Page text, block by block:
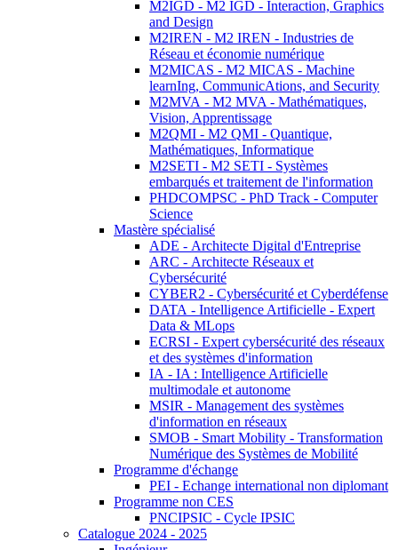
M2IGD - M2 IGD - Interaction, Graphics
and Design
M2IREN - M2 IREN - Industries de
Réseau et économie numérique
M2MICAS - M2 MICAS - Machine
learnIng, CommunicAtions, and Security
M2MVA - M2 MVA - Mathématiques,
Vision, Apprentissage
M2QMI - M2 QMI - Quantique,
Mathématiques, Informatique
M2SETI - M2 SETI - Systèmes
embarqués et traitement de l'information
PHDCOMPSC - PhD Track - Computer
Science
Mastère spécialisé
ADE - Architecte Digital d'Entreprise
ARC - Architecte Réseaux et
Cybersécurité
CYBER2 - Cybersécurité et Cyberdéfense
DATA - Intelligence Artificielle - Expert
Data & MLops
ECRSI - Expert cybersécurité des réseaux
et des systèmes d'information
IA - IA : Intelligence Artificielle
multimodale et autonome
MSIR - Management des systèmes
d'information en réseaux
SMOB - Smart Mobility - Transformation
Numérique des Systèmes de Mobilité
Programme d'échange
PEI - Echange international non diplomant
Programme non CES
PNCIPSIC - Cycle IPSIC
Catalogue 2024 - 2025